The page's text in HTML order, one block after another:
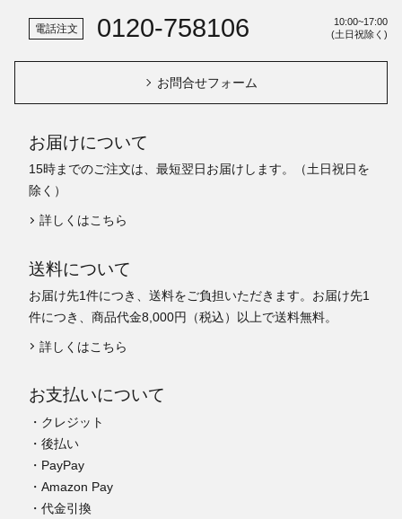
電話注文 0120-758106
10:00~17:00
(土日祝除く)
お問合せフォーム
お届けについて
15時までのご注文は、最短翌日お届けします。（土日祝日を
除く）
詳しくはこちら
送料について
お届け先1件につき、送料をご負担いただきます。お届け先1
件につき、商品代金8,000円（税込）以上で送料無料。
詳しくはこちら
お支払いについて
・クレジット
・後払い
・PayPay
・Amazon Pay
・代金引換